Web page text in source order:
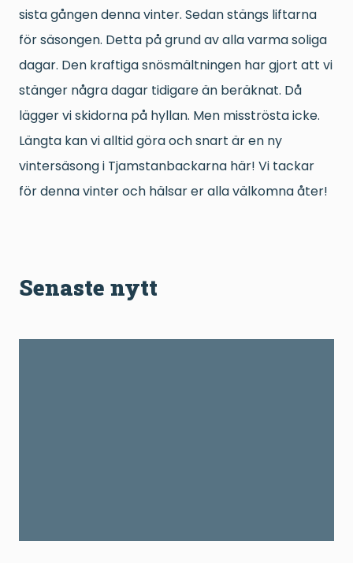
sista gången denna vinter. Sedan stängs liftarna
för säsongen. Detta på grund av alla varma soliga
dagar. Den kraftiga snösmältningen har gjort att vi
stänger några dagar tidigare än beräknat. Då
lägger vi skidorna på hyllan. Men misströsta icke.
Längta kan vi alltid göra och snart är en ny
vintersäsong i Tjamstanbackarna här! Vi tackar
för denna vinter och hälsar er alla välkomna åter!
Senaste nytt